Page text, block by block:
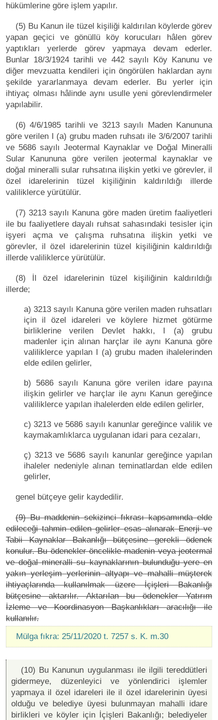
hükümlerine göre işlem yapılır.
(5) Bu Kanun ile tüzel kişiliği kaldırılan köylerde görev
yapan geçici ve gönüllü köy korucuları hâlen görev
yaptıkları yerlerde görev yapmaya devam ederler.
Bunlar 18/3/1924 tarihli ve 442 sayılı Köy Kanunu ve
diğer mevzuatta kendileri için öngörülen haklardan aynı
şekilde yararlanmaya devam ederler. Bu yerler için
ihtiyaç olması hâlinde aynı usulle yeni görevlendirmeler
yapılabilir.
(6) 4/6/1985 tarihli ve 3213 sayılı Maden Kanununa
göre verilen I (a) grubu maden ruhsatı ile 3/6/2007 tarihli
ve 5686 sayılı Jeotermal Kaynaklar ve Doğal Mineralli
Sular Kanununa göre verilen jeotermal kaynaklar ve
doğal mineralli sular ruhsatına ilişkin yetki ve görevler, il
özel idarelerinin tüzel kişiliğinin kaldırıldığı illerde
valiliklerce yürütülür.
(7) 3213 sayılı Kanuna göre maden üretim faaliyetleri
ile bu faaliyetlere dayalı ruhsat sahasındaki tesisler için
işyeri açma ve çalışma ruhsatına ilişkin yetki ve
görevler, il özel idarelerinin tüzel kişiliğinin kaldırıldığı
illerde valiliklerce yürütülür.
(8) İl özel idarelerinin tüzel kişiliğinin kaldırıldığı
illerde;
a) 3213 sayılı Kanuna göre verilen maden ruhsatları
için il özel idareleri ve köylere hizmet götürme
birliklerine verilen Devlet hakkı, I (a) grubu
madenler için alınan harçlar ile aynı Kanuna göre
valiliklerce yapılan I (a) grubu maden ihalelerinden
elde edilen gelirler,
b) 5686 sayılı Kanuna göre verilen idare payına
ilişkin gelirler ve harçlar ile aynı Kanun gereğince
valiliklerce yapılan ihalelerden elde edilen gelirler,
c) 3213 ve 5686 sayılı kanunlar gereğince valilik ve
kaymakamlıklarca uygulanan idari para cezaları,
ç) 3213 ve 5686 sayılı kanunlar gereğince yapılan
ihaleler nedeniyle alınan teminatlardan elde edilen
gelirler,
genel bütçeye gelir kaydedilir.
(9) Bu maddenin sekizinci fıkrası kapsamında elde
edileceği tahmin edilen gelirler esas alınarak Enerji ve
Tabii Kaynaklar Bakanlığı bütçesine gerekli ödenek
konulur. Bu ödenekler öncelikle madenin veya jeotermal
ve doğal mineralli su kaynaklarının bulunduğu yere en
yakın yerleşim yerlerinin altyapı ve mahalli müşterek
ihtiyaçlarında kullanılmak üzere İçişleri Bakanlığı
bütçesine aktarılır. Aktarılan bu ödenekler Yatırım
İzleme ve Koordinasyon Başkanlıkları aracılığı ile
kullanılır.
Mülga fıkra: 25/11/2020 t. 7257 s. K. m.30
(10) Bu Kanunun uygulanması ile ilgili tereddütleri
gidermeye, düzenleyici ve yönlendirici işlemler
yapmaya il özel idareleri ile il özel idarelerinin üyesi
olduğu ve belediye üyesi bulunmayan mahalli idare
birlikleri ve köyler için İçişleri Bakanlığı; belediyeler